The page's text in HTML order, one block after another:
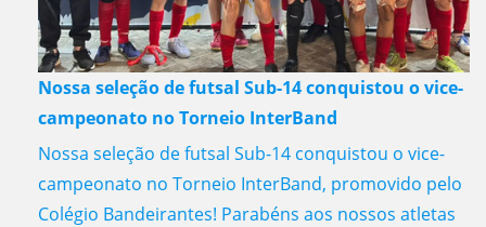
Nossa seleção de futsal Sub-14 conquistou o vice-
campeonato no Torneio InterBand
Nossa seleção de futsal Sub-14 conquistou o vice-
campeonato no Torneio InterBand, promovido pelo
Colégio Bandeirantes! Parabéns aos nossos atletas